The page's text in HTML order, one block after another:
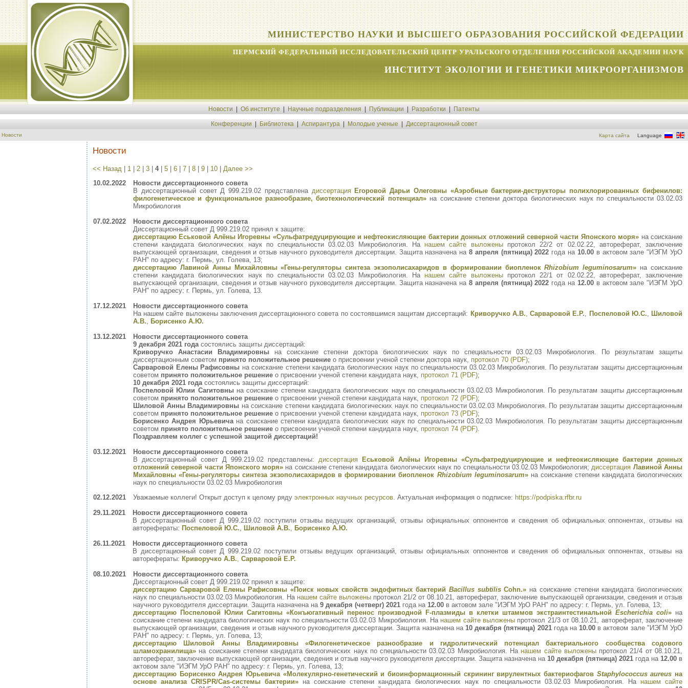
МИНИСТЕРСТВО НАУКИ И ВЫСШЕГО ОБРАЗОВАНИЯ РОССИЙСКОЙ ФЕДЕРАЦИИ
ПЕРМСКИЙ ФЕДЕРАЛЬНЫЙ ИССЛЕДОВАТЕЛЬСКИЙ ЦЕНТР УРАЛЬСКОГО ОТДЕЛЕНИЯ РОССИЙСКОЙ АКАДЕМИИ НАУК
ИНСТИТУТ ЭКОЛОГИИ И ГЕНЕТИКИ МИКРООРГАНИЗМОВ
Новости Об институте Научные подразделения Публикации Разработки Патенты
Конференции Библиотека Аспирантура Молодые ученые Диссертационный совет
Новости Карта сайта Language
Новости
<< Назад | 1 | 2 | 3 | 4| 5 | 6 | 7 | 8 | 9 | 10 | Далее >>
10.02.2022
Новости диссертационного совета
В диссертационный совет Д 999.219.02 представлена диссертация Егоровой Дарьи Олеговны «Аэробные бактерии-деструкторы полихлорированных бифенилов:
филогенетическое и функциональное разнообразие, биотехнологический потенциал»на соискание степени доктора биологических наук по специальности 03.02.03
Микробиология
07.02.2022
Новости диссертационного совета
Диссертационный совет Д 999.219.02 принял к защите:
диссертацию Еськовой Алёны Игоревны «Сульфатредуцирующие и нефтеокисляющие бактерии донных отложений северной части Японского моря» на соискание
степени кандидата биологических наук по специальности 03.02.03 Микробиология. На нашем сайте выложеныпротокол 22/2 от 02.02.22, автореферат, заключение
выпускающей организации, сведения и отзыв научного руководителя диссертации. Защита назначена на 8 апреля (пятница) 2022 года на 10.00в актовом зале "ИЭГМ УрО
РАН" по адресу: г. Пермь, ул. Голева, 13;
диссертацию Лавиной Анны Михайловны «Гены-регуляторы синтеза экзополисахаридов в формировании биопленокRhizobium leguminosarum» на соискание
степени кандидата биологических наук по специальности 03.02.03 Микробиология. На нашем сайте выложеныпротокол 22/1 от 02.02.22, автореферат, заключение
выпускающей организации, сведения и отзыв научного руководителя диссертации. Защита назначена на 8 апреля (пятница) 2022 года на 12.00в актовом зале "ИЭГМ УрО
РАН" по адресу: г. Пермь, ул. Голева, 13.
17.12.2021
Новости диссертационного совета
На нашем сайте выложены заключения диссертационного совета по состоявшимся защитам диссертаций: Криворучко А.В., Сарваровой Е.Р., Поспеловой Ю.С., Шиловой
А.В., Борисенко А.Ю.
13.12.2021
Новости диссертационного совета
9 декабря 2021 года состоялись защиты диссертаций:
Криворучко Анастасии Владимировнына соискание степени доктора биологических наук по специальности 03.02.03 Микробиология. По результатам защиты
диссертационным советом принято положительное решение о присвоении ученой степени доктора наук, протокол 70 (PDF);
Сарваровой Елены Рафисовны на соискание степени кандидата биологических наук по специальности 03.02.03 Микробиология. По результатам защиты диссертационным
советом принято положительное решение о присвоении ученой степени кандидата наук, протокол 71 (PDF);
10 декабря 2021 года состоялись защиты диссертаций:
Поспеловой Юлии Сагитовнына соискание степени кандидата биологических наук по специальности 03.02.03 Микробиология. По результатам защиты диссертационным
советом принято положительное решение о присвоении ученой степени кандидата наук, протокол 72 (PDF);
Шиловой Анны Владимировны на соискание степени кандидата биологических наук по специальности 03.02.03 Микробиология. По результатам защиты диссертационным
советом принято положительное решение о присвоении ученой степени кандидата наук, протокол 73 (PDF);
Борисенко Андрея Юрьевичана соискание степени кандидата биологических наук по специальности 03.02.03 Микробиология. По результатам защиты диссертационным
советом принято положительное решение о присвоении ученой степени кандидата наук, протокол 74 (PDF)
Поздравляем коллег с успешной защитой диссертаций!
03.12.2021
Новости диссертационного совета
В диссертационный совет Д 999.219.02 представлены: диссертация Еськовой Алёны Игоревны «Сульфатредуцирующие и нефтеокисляющие бактерии донных
отложений северной части Японского моря» на соискание степени кандидата биологических наук по специальности 03.02.03 Микробиология; диссертация Лавиной Анны
Михайловны «Гены-регуляторы синтеза экзополисахаридов в формировании биопленок Rhizobium leguminosarum»на соискание степени кандидата биологических
наук по специальности 03.02.03 Микробиология
02.12.2021
Уважаемые коллеги! Открыт доступ к целому ряду электронных научных ресурсов. Актуальная информация о подписке: https://podpiska.rfbr.ru
29.11.2021
Новости диссертационного совета
В диссертационный совет Д 999.219.02 поступили отзывы ведущих организаций, отзывы официальных оппонентов и сведения об официальных оппонентах, отзывы на
авторефераты: Поспеловой Ю.С., Шиловой А.В., Борисенко А.Ю.
26.11.2021
Новости диссертационного совета
В диссертационный совет Д 999.219.02 поступили отзывы ведущих организаций, отзывы официальных оппонентов и сведения об официальных оппонентах, отзывы на
авторефераты: Криворучко А.В., Сарваровой Е.Р.
08.10.2021
Новости диссертационного совета
Диссертационный совет Д 999.219.02 принял к защите:
диссертацию Сарваровой Елены Рафисовны «Поиск новых свойств эндофитных бактерий Bacillus subtilisCohn.» на соискание степени кандидата биологических
наук по специальности 03.02.03 Микробиология. На нашем сайте выложеныпротокол 21/2 от 08.10.21, автореферат, заключение выпускающей организации, сведения и отзыв
научного руководителя диссертации. Защита назначена на 9 декабря (четверг) 2021 года на 12.00 в актовом зале "ИЭГМ УрО РАН" по адресу: г. Пермь, ул. Голева, 13;
диссертацию Поспеловой Юлии Сагитовны «Конъюгативный перенос производной F-плазмиды в клетки штаммов экстраинтестинальной Escherichia coli» на
соискание степени кандидата биологических наук по специальности 03.02.03 Микробиология. На нашем сайте выложены протокол 21/3 от 08.10.21, автореферат, заключение
выпускающей организации, сведения и отзыв научного руководителя диссертации. Защита назначена на 10 декабря (пятница) 2021года на 10.00 в актовом зале "ИЭГМ УрО
РАН" по адресу: г. Пермь, ул. Голева, 13;
диссертацию Шиловой Анны Владимировны «Филогенетическое разнообразие и гидролитический потенциал бактериального сообщества содового
шламохранилища» на соискание степени кандидата биологических наук по специальности 03.02.03 Микробиология. На нашем сайте выложеныпротокол 21/4 от 08.10.21,
автореферат, заключение выпускающей организации, сведения и отзыв научного руководителя диссертации. Защита назначена на 10 декабря (пятница) 2021 года на 12.00 в
актовом зале "ИЭГМ УрО РАН" по адресу: г. Пермь, ул. Голева, 13;
диссертацию Борисенко Андрея Юрьевича «Молекулярно-генетический и биоинформационный скрининг вирулентных бактериофагов Staphylococcus aureus на
основе анализа CRISPR/Cas-системы бактерии» на соискание степени кандидата биологических наук по специальности 03.02.03 Микробиология. На нашем сайте